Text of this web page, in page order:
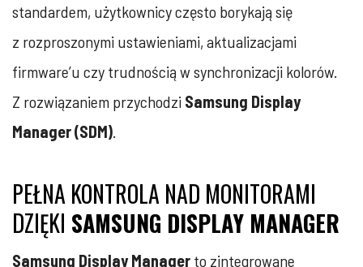
standardem, użytkownicy często borykają się
z rozproszonymi ustawieniami, aktualizacjami
firmware’u czy trudnością w synchronizacji kolorów.
Z rozwiązaniem przychodzi Samsung Display
Manager (SDM).
PEŁNA KONTROLA NAD MONITORAMI
DZIĘKI SAMSUNG DISPLAY MANAGER
Samsung Display Manager to zintegrowane